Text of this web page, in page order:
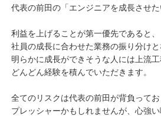
代表の前田の「エンジニアを成長させ
利益を上げることが第一優先であると、
社員の成長に合わせた業務の振り分けと
明らかに成長ができそうな人には上流
どんどん経験を積んでいただきます。
全てのリスクは代表の前田が背負って
プレッシャーかもしれませんが、心強